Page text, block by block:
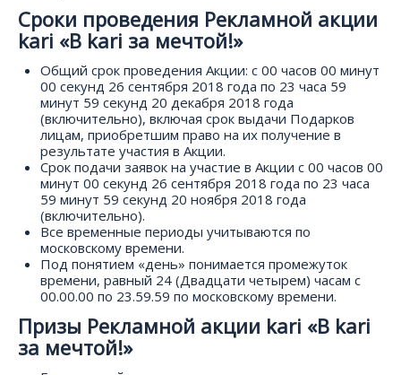
Сроки проведения Рекламной акции
kari «В kari за мечтой!»
Общий срок проведения Акции: с 00 часов 00 минут
00 секунд 26 сентября 2018 года по 23 часа 59
минут 59 секунд 20 декабря 2018 года
(включительно), включая срок выдачи Подарков
лицам, приобретшим право на их получение в
результате участия в Акции.
Срок подачи заявок на участие в Акции с 00 часов 00
минут 00 секунд 26 сентября 2018 года по 23 часа
59 минут 59 секунд 20 ноября 2018 года
(включительно).
Все временные периоды учитываются по
московскому времени.
Под понятием «день» понимается промежуток
времени, равный 24 (Двадцати четырем) часам с
00.00.00 по 23.59.59 по московскому времени.
Призы Рекламной акции kari «В kari
за мечтой!»